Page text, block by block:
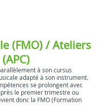
(FMO) / Ateliers
à son cursus
adapté à son instrument.
se prolongent avec
le premier trimestre ou
donc la FMO (Formation